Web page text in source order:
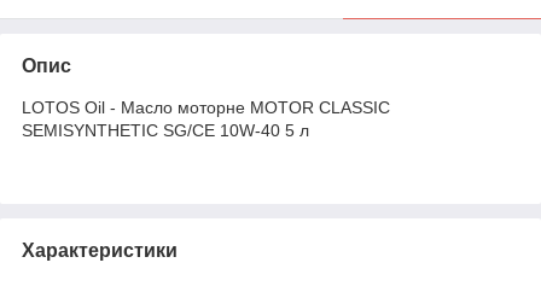
Опис
LOTOS Oil - Масло моторне MOTOR CLASSIC
SEMISYNTHETIC SG/CE 10W-40 5 л
Характеристики